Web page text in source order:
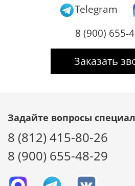
Telegram
8 (900) 655-
Заказать
Задайте вопросы
8 (812) 415-80-26
8 (900) 655-48-29